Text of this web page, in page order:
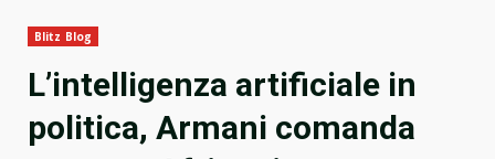
Blitz Blog
L’intelligenza artificiale in
politica, Armani comanda